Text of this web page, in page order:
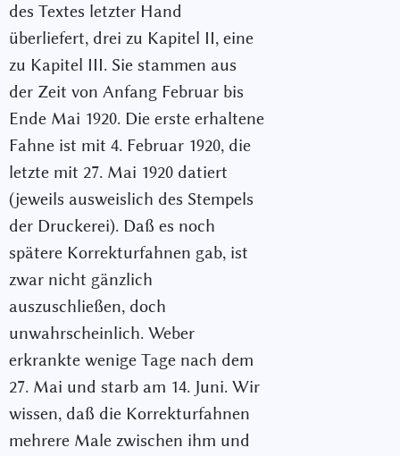
des Textes letzter Hand
überliefert, drei zu Kapitel II, eine
zu Kapitel III. Sie stammen aus
der Zeit von Anfang Februar bis
Ende Mai 1920. Die erste erhaltene
Fahne ist mit 4. Februar 1920, die
letzte mit 27. Mai 1920 datiert
(jeweils ausweislich des Stempels
der Druckerei). Daß es noch
spätere Korrekturfahnen gab, ist
zwar nicht gänzlich
auszuschließen, doch
unwahrscheinlich. Weber
erkrankte wenige Tage nach dem
27. Mai und starb am 14. Juni. Wir
wissen, daß die Korrekturfahnen
mehrere Male zwischen ihm und